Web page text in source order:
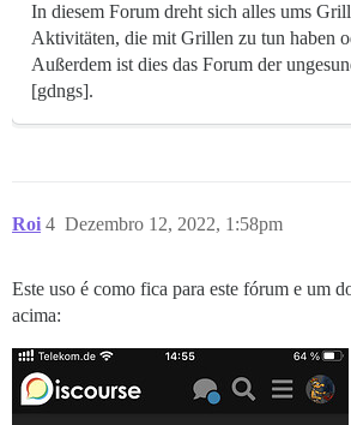
In diesem Forum dreht sich alles ums
Aktivitäten, die mit Grillen zu tun haben
Außerdem ist dies das Forum der
[gdngs].
Roi Dezembro 12, 2022, 1:58pm
4
Este uso é como fica para este fórum e um
acima: